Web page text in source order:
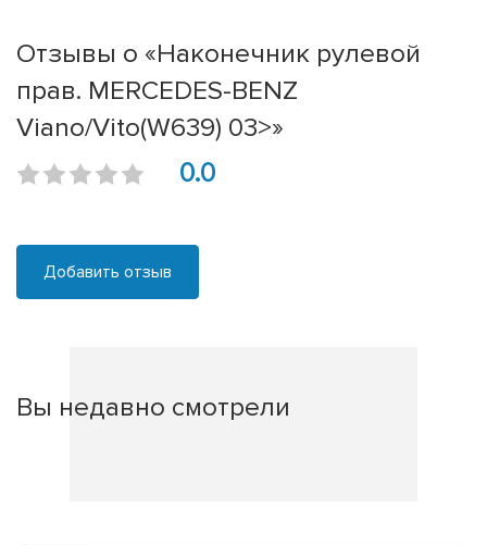
Отзывы о «Наконечник рулевой
прав. MERCEDES-BENZ
Viano/Vito(W639) 03>»
0.0
Добавить отзыв
Вы недавно смотрели